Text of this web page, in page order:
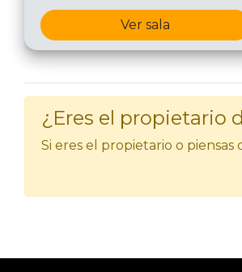
Ver sala
¿Eres el propietario
Si eres el propietario o